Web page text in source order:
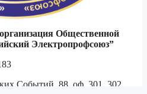
Общественной
Электропрофсоюз”
Событий, 88, оф. 301, 302